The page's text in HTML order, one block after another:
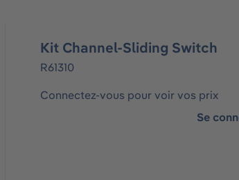
Kit Channel-Sliding Switch
R61310
Connectez-vous pour voir vos prix
Se